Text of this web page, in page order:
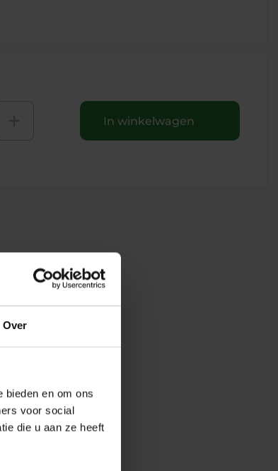
Over
bieden en om ons
voor social
die u aan ze heeft
In winkelwagen